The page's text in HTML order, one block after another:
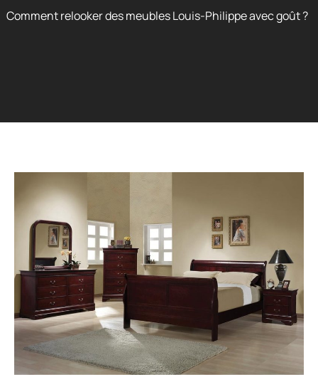
Comment relooker des meubles Louis-Philippe avec goût ?